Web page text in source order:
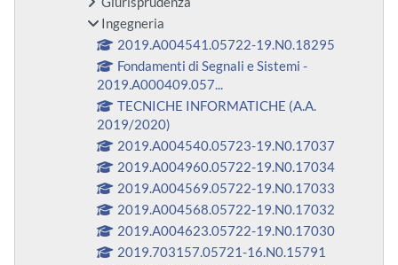
Ingegneria
2019.A004541.05722-19.N0.18295
Fondamenti di Segnali e Sistemi -
2019.A000409.057...
TECNICHE INFORMATICHE (A.A.
2019/2020)
2019.A004540.05723-19.N0.17037
2019.A004960.05722-19.N0.17034
2019.A004569.05722-19.N0.17033
2019.A004568.05722-19.N0.17032
2019.A004623.05722-19.N0.17030
2019.703157.05721-16.N0.15791